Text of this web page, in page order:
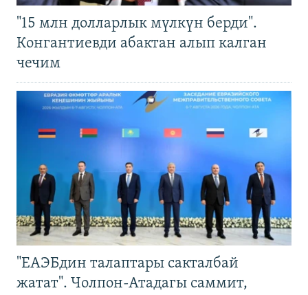
"15 млн долларлык мүлкүн берди".
Конгантиевди абактан алып калган
чечим
"ЕАЭБдин талаптары сакталбай
жатат". Чолпон-Атадагы саммит,